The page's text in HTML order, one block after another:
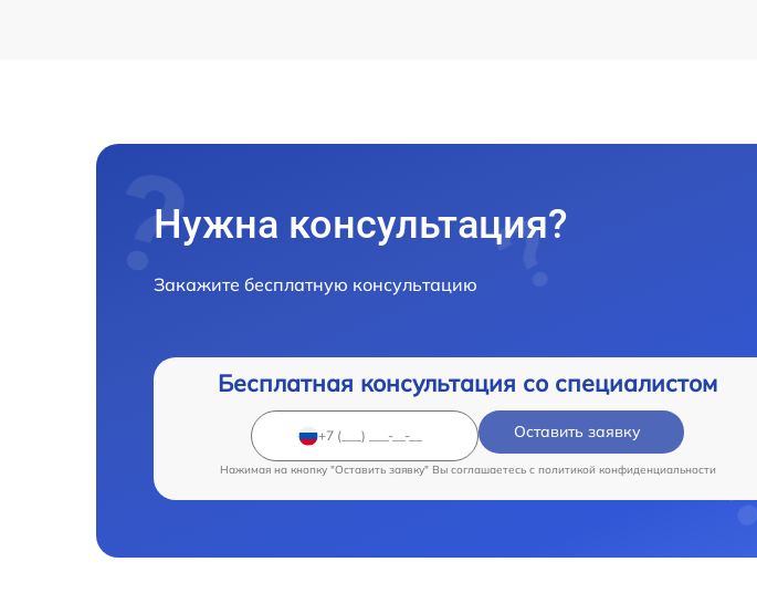
Нужна консультация?
Закажите бесплатную консультацию
Бесплатная консультация со специалистом
Оставить заявку
Нажимая на кнопку "Оставить заявку" Вы соглашаетесь c политикой конфиденциальности